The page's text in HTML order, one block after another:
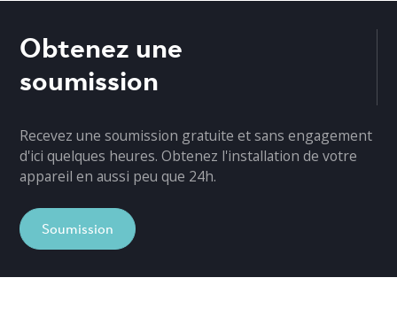
Obtenez une
soumission
Recevez une soumission gratuite et sans engagement
d'ici quelques heures. Obtenez l'installation de votre
appareil en aussi peu que 24h.
Soumission